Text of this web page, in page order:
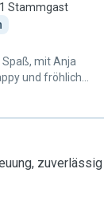
1 Stammgast
mit Anja
und fröhlich
Kommunikation
zuverlässig